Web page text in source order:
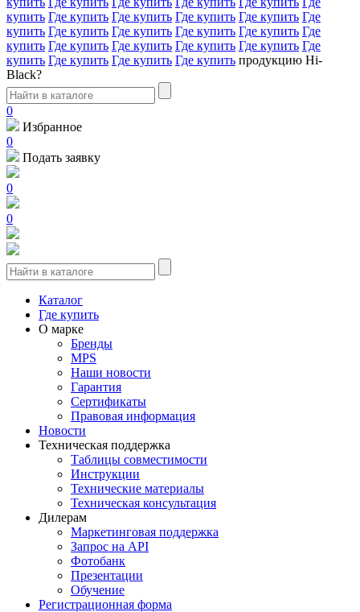
купить Где купить Где купить Где купить Где купить Где
купить Где купить Где купить Где купить Где купить Где
купить Где купить Где купить Где купить Где купить Где
купить Где купить Где купить Где купить продукцию Hi-
Black?
0
Избранное
0
Подать заявку
0
0
Каталог
Где купить
О марке
Бренды
MPS
Наши новости
Гарантия
Сертификаты
Правовая информация
Новости
Техническая поддержка
Таблицы совместимости
Инструкции
Технические материалы
Техническая консультация
Дилерам
Маркетинговая поддержка
Запрос на API
Фотобанк
Презентации
Обучение
Регистрационная форма